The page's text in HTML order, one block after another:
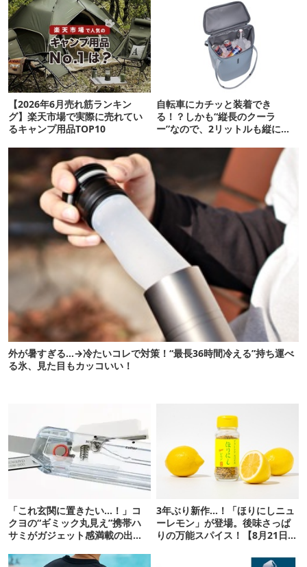
【2026年6月売れ筋ランキン
グ】楽天市場で実際に売れてい
るキャンプ用品TOP10
自転車にカチッと装着でき
る！？しかも“縦長のクーラ
ー”なので、2リットルも縦に入
外が暑すぎる…→冷たいコレで対策！“最長36時間冷える”持ち運べ
る氷、見た目もカッコいい！
「これ玄関に置きたい…！」コ
クヨの“ギミック丸見え”携帯ハ
サミがガジェット感満載の出来
3年ぶり新作…！「ほりにしニュ
ーレモン」が登場。後味さっぱ
りの万能スパイス！【8月21日発